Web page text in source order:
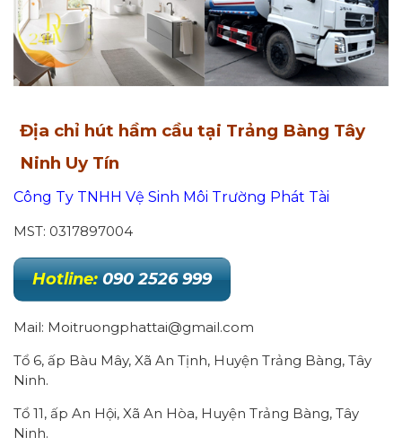
Địa chỉ hút hầm cầu tại Trảng Bàng Tây
Ninh Uy Tín
Công Ty TNHH Vệ Sinh Môi Trường Phát Tài
MST: 0317897004
Hotline: 090 2526 999
Mail: Moitruongphattai@gmail.com
Tổ 6, ấp Bàu Mây, Xã An Tịnh, Huyện Trảng Bàng, Tây
Ninh.
Tổ 11, ấp An Hội, Xã An Hòa, Huyện Trảng Bàng, Tây
Ninh.